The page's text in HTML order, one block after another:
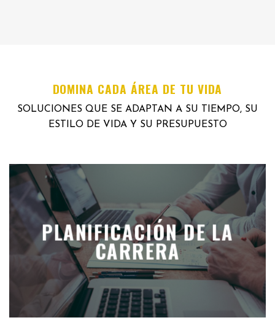
DOMINA CADA ÁREA DE TU VIDA
SOLUCIONES QUE SE ADAPTAN A SU TIEMPO, SU
ESTILO DE VIDA Y SU PRESUPUESTO
PLANIFICACIÓN DE LA
CARRERA